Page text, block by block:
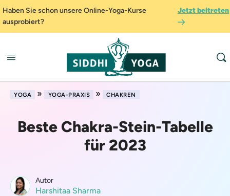
Haben Sie schon unsere Online-Yoga-Kurse
ausprobiert?
Jetzt beitreten
YOGA » YOGA-PRAXIS » CHAKREN
Beste Chakra-Stein-Tabelle
für 2023
Autor
Harshitaa Sharma